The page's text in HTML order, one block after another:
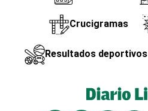
Crucigramas
Resultados deportivos